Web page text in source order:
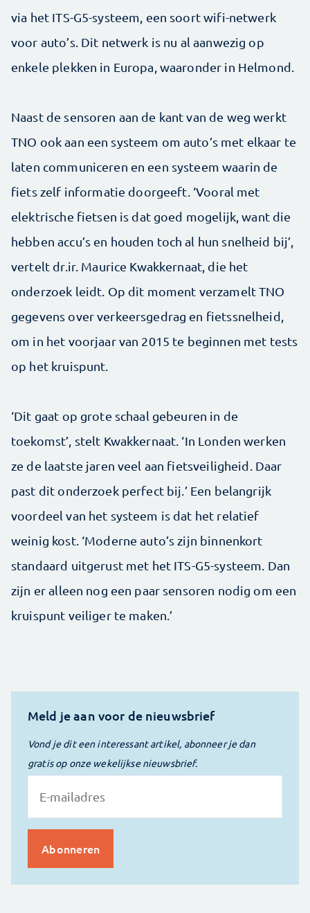
via het ITS-G5-systeem, een soort wifi-netwerk
voor auto’s. Dit netwerk is nu al aanwezig op
enkele plekken in Europa, waaronder in Helmond.
Naast de sensoren aan de kant van de weg werkt
TNO ook aan een systeem om auto’s met elkaar te
laten communiceren en een systeem waarin de
fiets zelf informatie doorgeeft. ‘Vooral met
elektrische fietsen is dat goed mogelijk, want die
hebben accu’s en houden toch al hun snelheid bij’,
vertelt dr.ir. Maurice Kwakkernaat, die het
onderzoek leidt. Op dit moment verzamelt TNO
gegevens over verkeersgedrag en fietssnelheid,
om in het voorjaar van 2015 te beginnen met tests
op het kruispunt.
‘Dit gaat op grote schaal gebeuren in de
toekomst’, stelt Kwakkernaat. ‘In Londen werken
ze de laatste jaren veel aan fietsveiligheid. Daar
past dit onderzoek perfect bij.’ Een belangrijk
voordeel van het systeem is dat het relatief
weinig kost. ‘Moderne auto’s zijn binnenkort
standaard uitgerust met het ITS-G5-systeem. Dan
zijn er alleen nog een paar sensoren nodig om een
kruispunt veiliger te maken.’
Meld je aan voor de nieuwsbrief
Vond je dit een interessant artikel, abonneer je dan
gratis op onze wekelijkse nieuwsbrief.